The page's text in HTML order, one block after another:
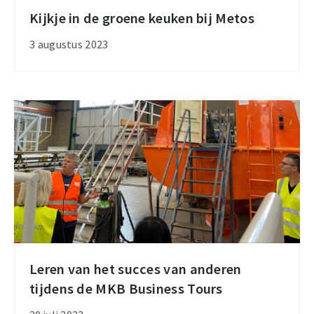
Kijkje in de groene keuken bij Metos
3 augustus 2023
Kijkje
in
keuken
bij
Metos
Leren van het succes van anderen
tijdens de MKB Business Tours
Leren
van
het